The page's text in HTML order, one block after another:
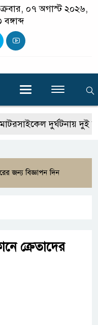
০৭ অগাস্ট ২০২৬,
দুর্ঘটনায় দুই
ক্রেতাদের